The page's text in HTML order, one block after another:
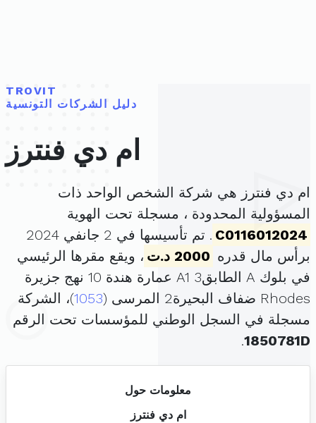
TROVIT
دليل الشركات التونسية
ام دي فنترز
ام دي فنترز هي شركة الشخص الواحد ذات
المسؤولية المحدودة ، مسجلة تحت الهوية
C0116012024
. تم تأسيسها في 2 جانفي 2024
برأس مال قدره 2000 د.ت
، ويقع مقرها الرئيسي
في بلوك A الطابق3 A1 عمارة هندة 10 نهج جزيرة
Rhodes ضفاف البحيرة2 المرسى (
1053)، الشركة
مسجلة في السجل الوطني للمؤسسات تحت الرقم
1850781D
.
معلومات حول
ام دي فنترز